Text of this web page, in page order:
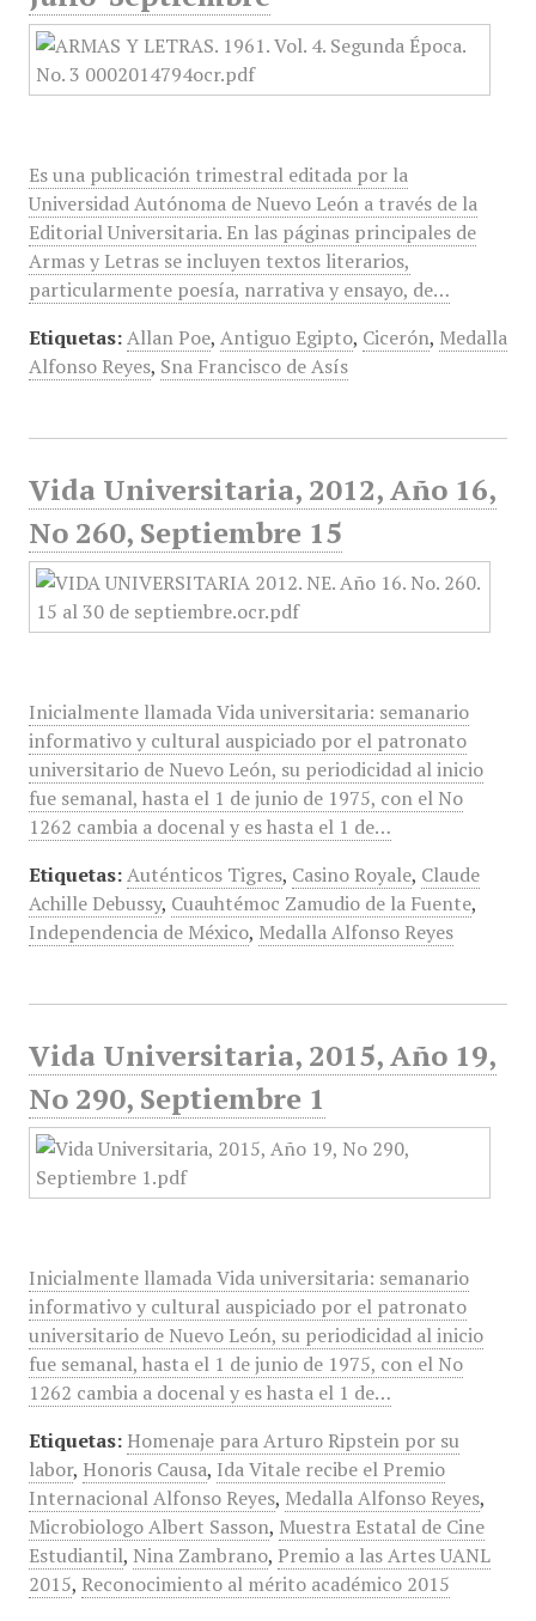
Es una publicación trimestral editada por la
Universidad Autónoma de Nuevo León a través de la
Editorial Universitaria. En las páginas principales de
Armas y Letras se incluyen textos literarios,
particularmente poesía, narrativa y ensayo, de…
Etiquetas: Allan Poe, Antiguo Egipto, Cicerón, Medalla
Alfonso Reyes, Sna Francisco de Asís
Vida Universitaria, 2012, Año 16,
No 260, Septiembre 15
Inicialmente llamada Vida universitaria: semanario
informativo y cultural auspiciado por el patronato
universitario de Nuevo León, su periodicidad al inicio
fue semanal, hasta el 1 de junio de 1975, con el No
1262 cambia a docenal y es hasta el 1 de…
Etiquetas: Auténticos Tigres, Casino Royale, Claude
Achille Debussy, Cuauhtémoc Zamudio de la Fuente,
Independencia de México, Medalla Alfonso Reyes
Vida Universitaria, 2015, Año 19,
No 290, Septiembre 1
Inicialmente llamada Vida universitaria: semanario
informativo y cultural auspiciado por el patronato
universitario de Nuevo León, su periodicidad al inicio
fue semanal, hasta el 1 de junio de 1975, con el No
1262 cambia a docenal y es hasta el 1 de…
Etiquetas: Homenaje para Arturo Ripstein por su
labor, Honoris Causa, Ida Vitale recibe el Premio
Internacional Alfonso Reyes, Medalla Alfonso Reyes,
Microbiologo Albert Sasson, Muestra Estatal de Cine
Estudiantil, Nina Zambrano, Premio a las Artes UANL
2015, Reconocimiento al mérito académico 2015